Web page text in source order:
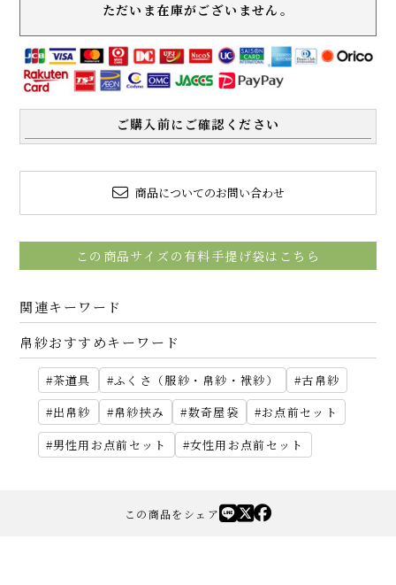
ただいま在庫がございません。
ご購入前にご確認ください
商品についてのお問い合わせ
この商品サイズの有料手提げ袋はこちら
関連キーワード
帛紗おすすめキーワード
茶道具 ふくさ（服紗・帛紗・袱紗）
古帛紗
出帛紗
帛紗挟み 数奇屋袋
お点前セット
男性用お点前セット
女性用お点前セット
この商品をシェア